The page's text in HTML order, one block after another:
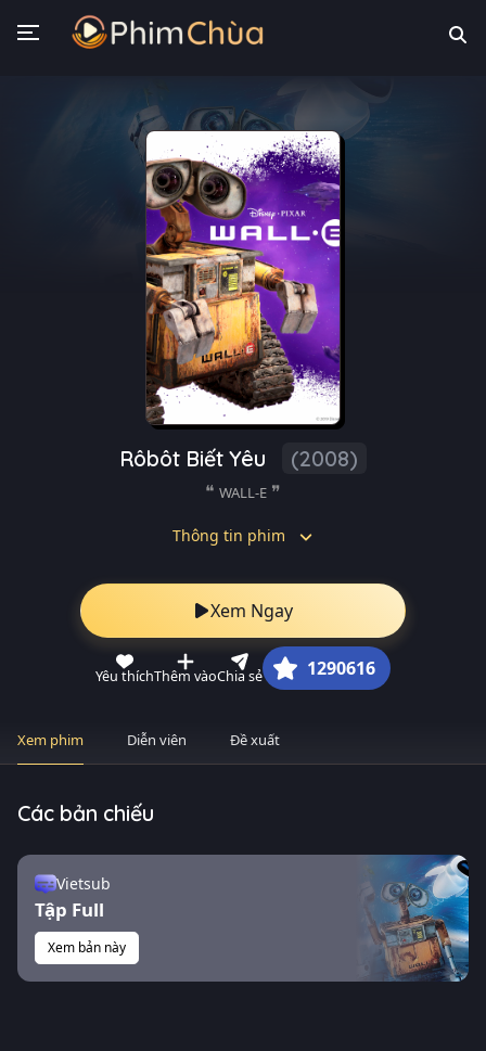
Rôbôt Biết Yêu (2008)
WALL-E
Thông tin phim
Xem Ngay
Yêu thíchThêm vàoChia sẻ 1290616
Xem phim Diễn viên Đề xuất
Các bản chiếu
Vietsub
Tập Full
Xem bản này